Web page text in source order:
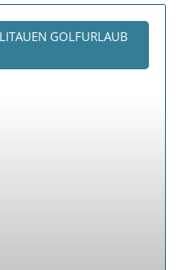
GOLFURLAUB